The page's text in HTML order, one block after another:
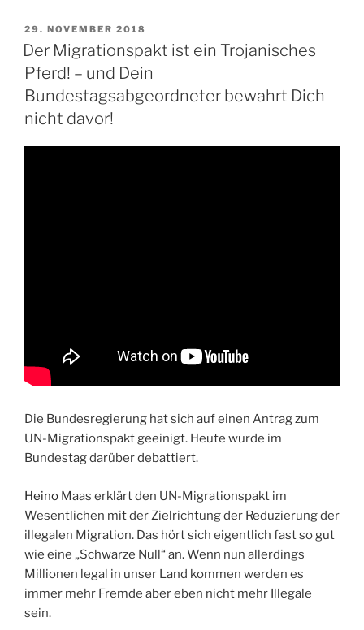
VERÖFFENTLICHT
AM
29. NOVEMBER 2018
Der Migrationspakt ist ein Trojanisches
Pferd! – und Dein
Bundestagsabgeordneter bewahrt Dich
nicht davor!
Die Bundesregierung hat sich auf einen Antrag zum
UN-Migrationspakt geeinigt. Heute wurde im
Bundestag darüber debattiert.
Heino Maas erklärt den UN-Migrationspakt im
Wesentlichen mit der Zielrichtung der Reduzierung der
illegalen Migration. Das hört sich eigentlich fast so gut
wie eine „Schwarze Null“ an. Wenn nun allerdings
Millionen legal in unser Land kommen werden es
immer mehr Fremde aber eben nicht mehr Illegale
sein.